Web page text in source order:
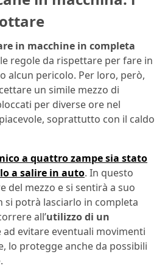
in macchine in completa
regole da rispettare per fare in
alcun pericolo. Per loro, però,
un simile mezzo di
per diverse ore nel
soprattutto con il caldo
a quattro zampe sia stato
a salire in auto. In questo
del mezzo e si sentirà a suo
si potrà lasciarlo in completa
all’utilizzo di un
ad evitare eventuali movimenti
lo protegge anche da possibili